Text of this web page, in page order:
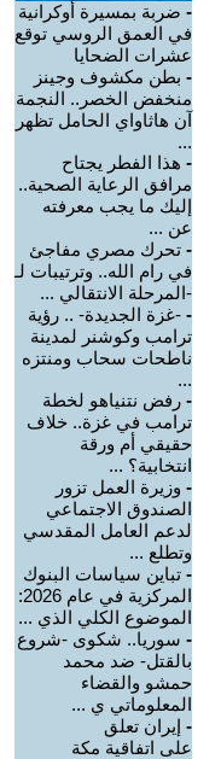
- ضربة بمسيرة أوكرانية
في العمق الروسي توقع
عشرات الضحايا
- بطن مكشوف وجينز
منخفض الخصر.. النجمة
آن هاثاواي الحامل تظهر
...
- هذا الفطر يجتاح
مرافق الرعاية الصحية..
إليك ما يجب معرفته
عن ...
- تحرك مصري مفاجئ
في رام الله.. وترتيبات لـ
-المرحلة الانتقالي ...
- -غزة الجديدة- .. رؤية
ترامب وكوشنر لمدينة
ناطحات سحاب ومنتزه
...
- رفض نتنياهو لخطة
ترامب في غزة.. خلاف
حقيقي أم ورقة
انتخابية؟ ...
- وزيرة العمل تزور
الصندوق الاجتماعي
لدعم العامل المقدسي
وتطلع ...
- تباين سياسات البنوك
المركزية في عام 2026:
الموضوع الكلي الذي ...
- سوريا.. شكوى -شروع
بالقتل- ضد محمد
حمشو والقضاء
المعلوماتي ي ...
- إيران تعلق
على اتفاقية مكة